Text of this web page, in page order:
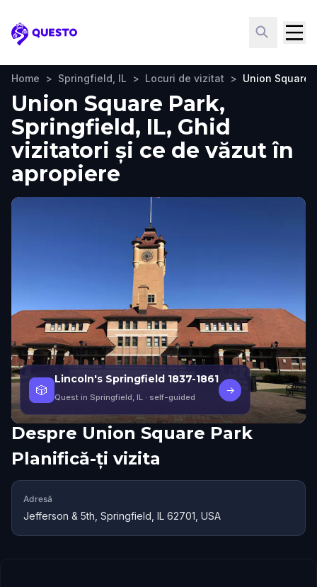
Questo
Home > Springfield, IL > Locuri de vizitat > Union Square
Union Square Park,
Springfield, IL, Ghid
vizitatori și ce de văzut în
apropiere
🎲
Lincoln's Springfield 1837-1861
Quest in Springfield, IL · self-guided
→
Despre Union Square Park
Planifică-ți vizita
Adresă
Jefferson & 5th, Springfield, IL 62701, USA